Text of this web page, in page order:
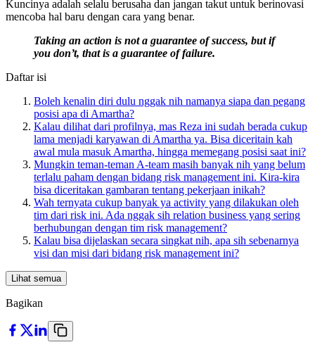
Kuncinya adalah selalu berusaha dan jangan takut untuk berinovasi
mencoba hal baru dengan cara yang benar.
Taking an action is not a guarantee of success, but if
you don’t, that is a guarantee of failure.
Daftar isi
Boleh kenalin diri dulu nggak nih namanya siapa dan pegang
posisi apa di Amartha?
Kalau dilihat dari profilnya, mas Reza ini sudah berada cukup
lama menjadi karyawan di Amartha ya. Bisa diceritain kah
awal mula masuk Amartha, hingga memegang posisi saat ini?
Mungkin teman-teman A-team masih banyak nih yang belum
terlalu paham dengan bidang risk management ini. Kira-kira
bisa diceritakan gambaran tentang pekerjaan inikah?
Wah ternyata cukup banyak ya activity yang dilakukan oleh
tim dari risk ini. Ada nggak sih relation business yang sering
berhubungan dengan tim risk management?
Kalau bisa dijelaskan secara singkat nih, apa sih sebenarnya
visi dan misi dari bidang risk management ini?
Lihat semua
Bagikan